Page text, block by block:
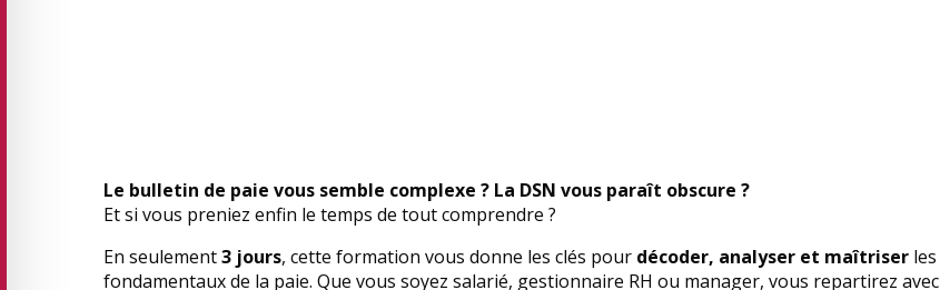
Le bulletin de paie vous semble complexe ? La DSN vous paraît obscure ?
Et si vous preniez enfin le temps de tout comprendre ?
En seulement3 jours, cette formation vous donne les clés pour décoder, analyser et maîtriser les
fondamentaux de la paie. Que vous soyez salarié, gestionnaire RH ou manager, vous repartirez avec